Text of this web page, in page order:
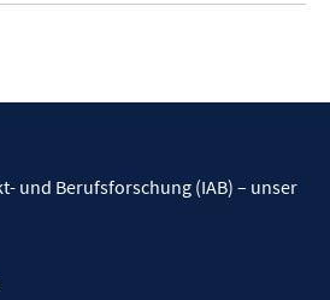
und Berufsforschung (IAB) – unser